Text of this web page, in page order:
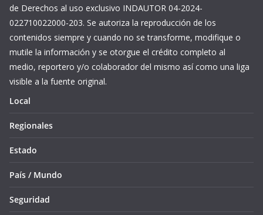
de Derechos al uso exclusivo INDAUTOR 04-2024-
022710022000-203. Se autoriza la reproducción de los
contenidos siempre y cuando no se transforme, modifique o
mutile la información y se otorgue el crédito completo al
medio, reportero y/o colaborador del mismo así como una liga
visible a la fuente original.
Local
Regionales
Estado
País / Mundo
Seguridad